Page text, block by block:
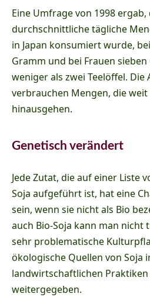
Eine Umfrage von 1998 ergab,
durchschnittliche tägliche
in Japan konsumiert wurde,
Gramm und bei Frauen
weniger als zwei Teelöffel. Die
verbrauchen Mengen, die
hinausgehen.
Genetisch verändert
Jede Zutat, die auf einer Liste
Soja aufgeführt ist, hat eine
sein, wenn sie nicht als Bio
auch Bio-Soja kann man nicht
sehr problematische
ökologische Quellen von Soja
landwirtschaftlichen
weitergegeben.